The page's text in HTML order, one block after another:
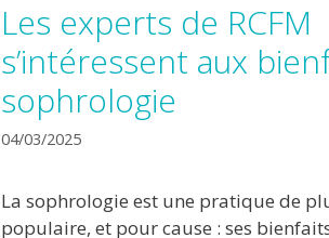
Les experts de RCFM
s’intéressent aux
sophrologie
04/03/2025
La sophrologie est une pratique de
populaire, et pour cause : ses